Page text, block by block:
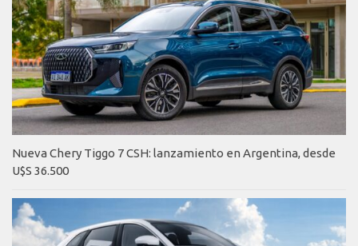
Nueva Chery Tiggo 7 CSH: lanzamiento en Argentina, desde
U$S 36.500